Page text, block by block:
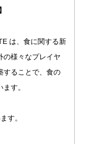
は、食に関する新
の様々なプレイヤ
することで、食の
す。
す。